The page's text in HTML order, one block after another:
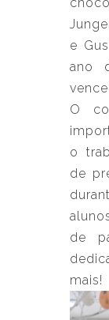
e
ano
O
o
de
de
mais!